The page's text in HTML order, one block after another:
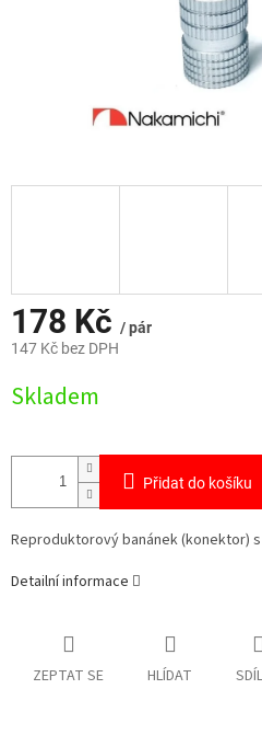
178 Kč / pár
147 Kč bez DPH
cena:
Skladem
Přidat do košíku
Reproduktorový banánek (konektor)
Detailní informace
ZEPTAT SE HLÍDAT